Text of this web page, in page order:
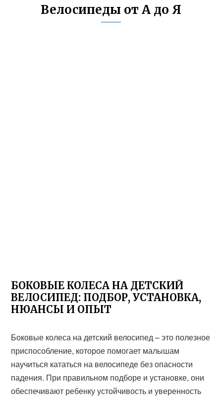
Велосипеды от А до Я
БОКОВЫЕ КОЛЕСА НА ДЕТСКИЙ
ВЕЛОСИПЕД: ПОДБОР, УСТАНОВКА,
НЮАНСЫ И ОПЫТ
Боковые колеса на детский велосипед – это полезное
приспособление, которое помогает малышам
научиться кататься на велосипеде без опасности
падения. При правильном подборе и установке, они
обеспечивают ребенку устойчивость и уверенность